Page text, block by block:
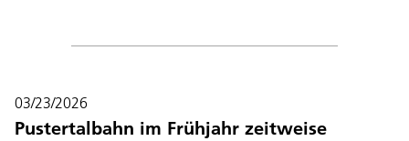
03/23/2026
Pustertalbahn im Frühjahr zeitweise